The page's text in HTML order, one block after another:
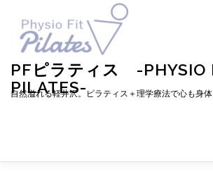
PFピラティス -PHYSIO
PILATES-
自然溢れる軽井沢。ピラティス＋理学療法で心も身体